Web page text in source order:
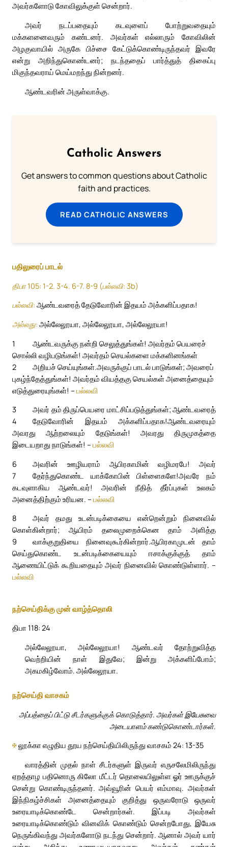
அவர்களோடு கோவிலுக்குள் சென்றார்.
அவர் நடப்பதையும் கடவுளைப் போற்றுவதையும்
மக்களனைவரும் கண்டனர். அவர்கள் எல்லாரும் கோவிலின்
அழகுவாயில் அருகே பிச்சை கேட்டுக்கொண்டிருந்தவர் இவரே
என்று அறிந்துகொண்டனர்; நடந்ததைப் பார்த்துத் திகைப்பு
மிகுந்தவராய் மெய்மறந்து நின்றனர்.
ஆண்டவரின் அருள்வாக்கு.
Catholic Answers
Get answers to common questions about Catholic
faith and practices.
READ CATHOLIC ANSWERS
பதிலுரைப் பாடல்
திபா 105: 1-2. 3-4. 6-7. 8-9 (பல்லவி: 3b)
பல்லவி: ஆண்டவரைத் தேடுவோரின் இதயம் அக்களிப்பதாக!
அல்லது: அல்லேலூயா, அல்லேலூயா, அல்லேலூயா!
1
ஆண்டவருக்கு நன்றி செலுத்துங்கள்! அவர்தம் பெயரைச்
சொல்லி வழிபடுங்கள்! அவர்தம் செயல்களை மக்களினங்கள்
அறியச் செய்யுங்கள்.
2
அவருக்குப் பாடல் பாடுங்கள்; அவரைப்
புகழ்ந்தேத்துங்கள்! அவர்தம் வியத்தகு செயல்கள் அனைத்தையும்
எடுத்துரையுங்கள்! – பல்லவி
3
அவர் தம் திருப்பெயரை மாட்சிப்படுத்துங்கள்; ஆண்டவரைத்
தேடுவோரின் இதயம் அக்களிப்பதாக!
4
ஆண்டவரையும்
அவரது ஆற்றலையும் தேடுங்கள்! அவரது திருமுகத்தை
இடையறாது நாடுங்கள்! – பல்லவி
6
அவரின் ஊழியராம் ஆபிரகாமின் வழிமரபே! அவர்
தேர்ந்துகொண்ட யாக்கோபின் பிள்ளைகளே!
7
அவரே நம்
கடவுளாகிய ஆண்டவர்! அவரின் நீதித் தீர்ப்புகள் உலகம்
அனைத்திற்கும் உரியன. – பல்லவி
8
அவர் தமது உடன்படிக்கையை என்றென்றும் நினைவில்
கொள்கின்றார்; ஆயிரம் தலைமுறைக்கென தாம் அளித்த
வாக்குறுதியை நினைவுகூர்கின்றார்.
9
ஆபிரகாமுடன் தாம்
செய்துகொண்ட உடன்படிக்கையையும் ஈசாக்குக்குத் தாம்
ஆணையிட்டுக் கூறியதையும் அவர் நினைவில் கொண்டுள்ளார். –
பல்லவி
நற்செய்திக்கு முன் வாழ்த்தொலி
திபா 118: 24
அல்லேலூயா, அல்லேலூயா! ஆண்டவர் தோற்றுவித்த
வெற்றியின் நாள் இதுவே; இன்று அக்களிப்போம்;
அகமகிழ்வோம். அல்லேலூயா.
நற்செய்தி வாசகம்
அப்பத்தைப் பிட்டு சீடர்களுக்குக் கொடுத்தார். அவர்கள் இயேசுவை
அடையாளம் கண்டுகொண்டார்கள்.
✠லூக்கா எழுதிய தூய நற்செய்தியிலிருந்து வாசகம் 24: 13-35
வாரத்தின் முதல் நாள் சீடர்களுள் இருவர் எருசலேமிலிருந்து
ஏறத்தாழ பதினொரு கிலோ மீட்டர் தொலையிலுள்ள ஓர் ஊருக்குச்
சென்று கொண்டிருந்தனர். அவ்வூரின் பெயர் எம்மாவு. அவர்கள்
இந்நிகழ்ச்சிகள் அனைத்தையும் குறித்து ஒருவரோடு ஒருவர்
உரையாடிக்கொண்டே சென்றார்கள். இப்படி அவர்கள்
உரையாடிக்கொண்டும் வினவிக் கொண்டும் சென்றபோது, இயேசு
நெருங்கிவந்து அவர்களோடு நடந்து சென்றார். ஆனால் அவர் யார்